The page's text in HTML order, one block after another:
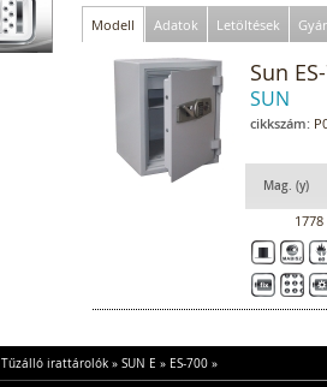
Modell Adatok Letöltések
Sun
SUN
cikkszám:
Mag. (y)
1778
Tűzálló irattárolók» SUN E » ES-700»